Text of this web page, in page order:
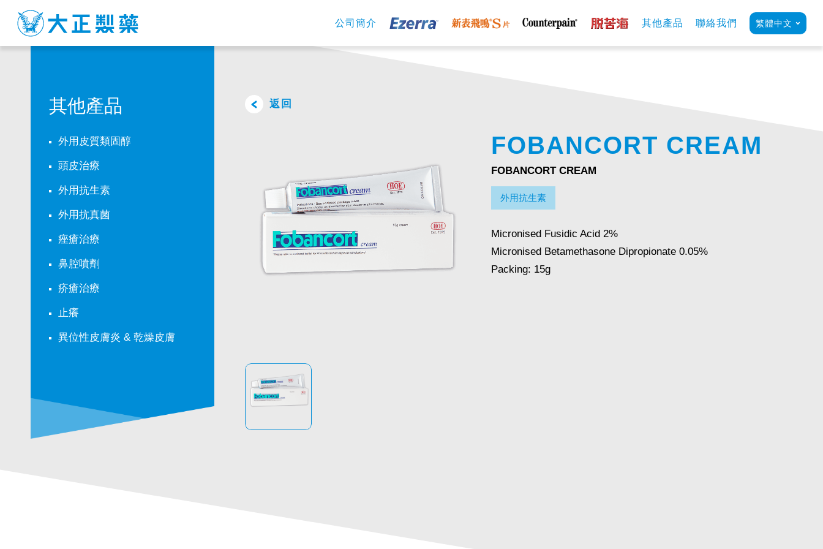
FOBANCORT
CREAM
繁體中文
公司簡介 其他產品 聯絡我們
其他產品
外用皮質類固醇
頭皮治療
外用抗生素
外用抗真菌
痤瘡治療
鼻腔噴劑
疥瘡治療
止癢
異位性皮膚炎 & 乾燥皮膚
返回
FOBANCORT CREAM
FOBANCORT CREAM
外用抗生素
Micronised Fusidic Acid 2%
Micronised Betamethasone Dipropionate 0.05%
Packing: 15g